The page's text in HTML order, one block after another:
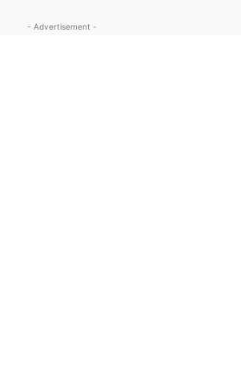
- Advertisement -